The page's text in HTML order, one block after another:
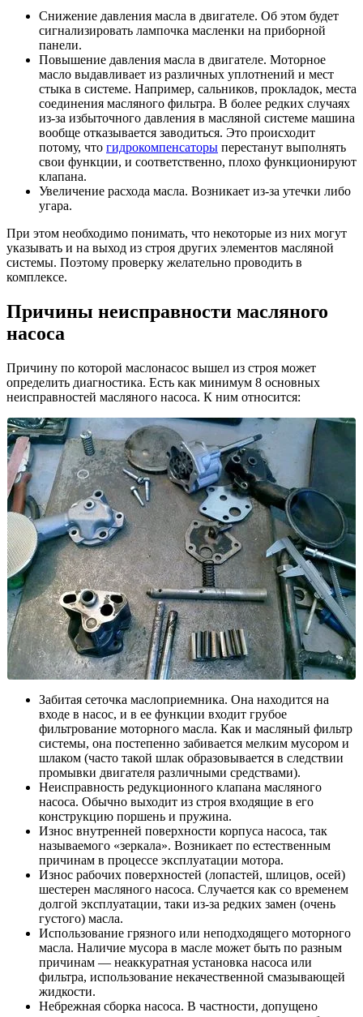
Снижение давления масла в двигателе. Об этом будет
сигнализировать лампочка масленки на приборной
панели.
Повышение давления масла в двигателе. Моторное
масло выдавливает из различных уплотнений и мест
стыка в системе. Например, сальников, прокладок, места
соединения масляного фильтра. В более редких случаях
из-за избыточного давления в масляной системе машина
вообще отказывается заводиться. Это происходит
потому, что гидрокомпенсаторы перестанут выполнять
свои функции, и соответственно, плохо функционируют
клапана.
Увеличение расхода масла. Возникает из-за утечки либо
угара.
При этом необходимо понимать, что некоторые из них могут
указывать и на выход из строя других элементов масляной
системы. Поэтому проверку желательно проводить в
комплексе.
Причины неисправности масляного
насоса
Причину по которой маслонасос вышел из строя может
определить диагностика. Есть как минимум 8 основных
неисправностей масляного насоса. К ним относится:
Забитая сеточка маслоприемника. Она находится на
входе в насос, и в ее функции входит грубое
фильтрование моторного масла. Как и масляный фильтр
системы, она постепенно забивается мелким мусором и
шлаком (часто такой шлак образовывается в следствии
промывки двигателя различными средствами).
Неисправность редукционного клапана масляного
насоса. Обычно выходит из строя входящие в его
конструкцию поршень и пружина.
Износ внутренней поверхности корпуса насоса, так
называемого «зеркала». Возникает по естественным
причинам в процессе эксплуатации мотора.
Износ рабочих поверхностей (лопастей, шлицов, осей)
шестерен масляного насоса. Случается как со временем
долгой эксплуатации, таки из-за редких замен (очень
густого) масла.
Использование грязного или неподходящего моторного
масла. Наличие мусора в масле может быть по разным
причинам — неаккуратная установка насоса или
фильтра, использование некачественной смазывающей
жидкости.
Небрежная сборка насоса. В частности, допущено